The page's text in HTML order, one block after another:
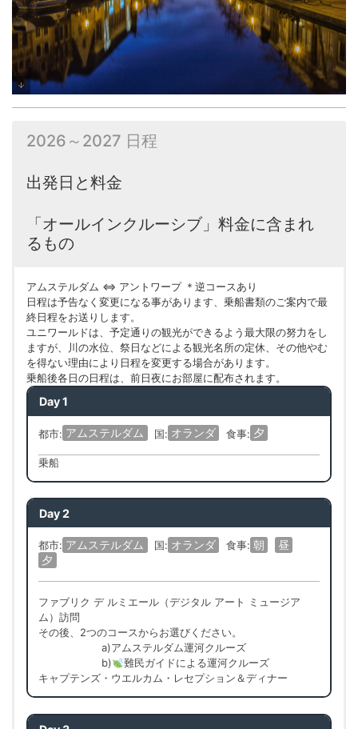
2026～2027 日程
出発日と料金
「オールインクルーシブ」料金に含まれ
るもの
アムステルダム ⇔ アントワープ ＊逆コースあり
日程は予告なく変更になる事があります、乗船書類のご案内で最
終日程をお送りします。
ユニワールドは、予定通りの観光ができるよう最大限の努力をし
ますが、川の水位、祭日などによる観光名所の定休、その他やむ
を得ない理由により日程を変更する場合があります。
乗船後各日の日程は、前日夜にお部屋に配布されます。
Day 1
都市: アムステルダム 国: オランダ 食事: 夕
乗船
Day 2
都市: アムステルダム 国: オランダ 食事: 朝
昼
夕
ファブリク デ ルミエール（デジタル アート ミュージア
ム）訪問
その後、2つのコースからお選びください。
a)アムステルダム運河クルーズ
b)
難民ガイドによる運河クルーズ
キャプテンズ・ウエルカム・レセプション＆ディナー